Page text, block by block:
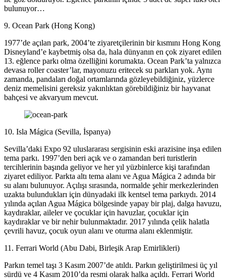
bulunuyor…
9. Ocean Park (Hong Kong)
1977’de açılan park, 2004’te ziyaretçilerinin bir kısmını Hong Kong
Disneyland’e kaybetmiş olsa da, hala dünyanın en çok ziyaret edilen
13. eğlence parkı olma özelliğini korumakta. Ocean Park’ta yalnızca
devasa roller coaster’lar, mayonuzu eritecek su parkları yok. Aynı
zamanda, pandaları doğal ortamlarında gözleyebildiğiniz, yüzlerce
deniz memelisini gereksiz yakınlıktan görebildiğiniz bir hayvanat
bahçesi ve akvaryum mevcut.
10. Isla Mágica (Sevilla, İspanya)
Sevilla’daki Expo 92 uluslararası sergisinin eski arazisine inşa edilen
tema parkı. 1997’den beri açık ve o zamandan beri turistlerin
tercihlerinin başında geliyor ve her yıl yüzbinlerce kişi tarafından
ziyaret ediliyor. Parkta altı tema alanı ve Agua Mágica 2 adında bir
su alanı bulunuyor. Açılışı sırasında, normalde şehir merkezlerinden
uzakta bulundukları için dünyadaki ilk kentsel tema parkıydı. 2014
yılında açılan Agua Mágica bölgesinde yapay bir plaj, dalga havuzu,
kaydıraklar, aileler ve çocuklar için havuzlar, çocuklar için
kaydıraklar ve bir nehir bulunmaktadır. 2017 yılında çelik halatla
çevrili havuz, çocuk oyun alanı ve oturma alanı eklenmiştir.
11. Ferrari World (Abu Dabi, Birleşik Arap Emirlikleri)
Parkın temel taşı 3 Kasım 2007’de atıldı. Parkın geliştirilmesi üç yıl
sürdü ve 4 Kasım 2010’da resmi olarak halka açıldı. Ferrari World